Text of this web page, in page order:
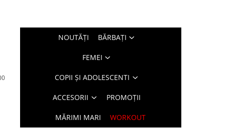
NOUTĂŢI BĂRBAŢI
FEMEI
COPII ȘI ADOLESCENTI
ACCESORII PROMOȚII
MĂRIMI MARI WORKOUT